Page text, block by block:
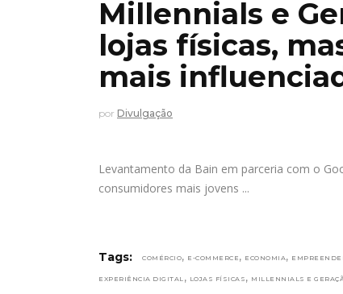
Millennials e
lojas físicas,
mais
por Divulgação
Levantamento da Bain em parceria com o
consumidores mais jovens
Tags: COMÉRCIO, E-COMMERCE , ECONOMIA,
EXPERIÊNCIA DIGITAL , LOJAS FÍSICAS , MILLENNIALS E